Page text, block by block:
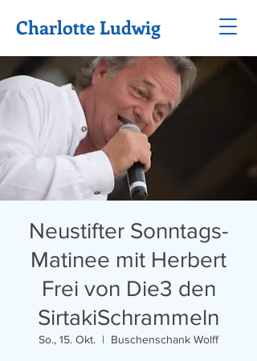
Charlotte Ludwig
Neustifter Sonntags-
Matinee mit Herbert
Frei von Die3 den
SirtakiSchrammeln
So., 15. Okt.
  |
Buschenschank Wolff